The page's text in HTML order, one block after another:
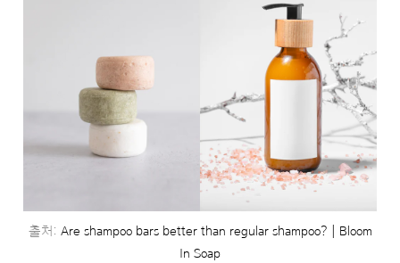
출처: Are shampoo bars better than regular shampoo? | Bloom
In Soap